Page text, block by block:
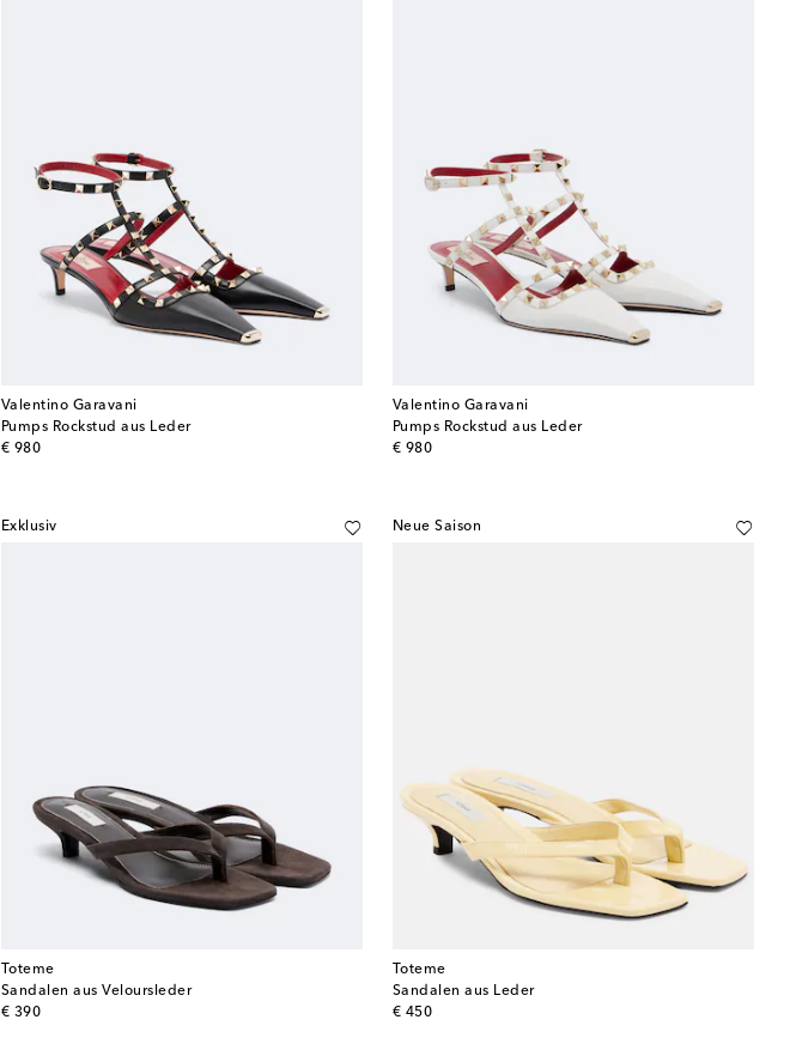
Valentino Garavani
Pumps Rockstud aus Leder
€ 980
original price
Valentino Garavani
Pumps Rockstud aus Leder
€ 980
original price
Exklusiv
Toteme
Sandalen aus Veloursleder
€ 390
original price
Neue Saison
Toteme
Sandalen aus Leder
€ 450
original price